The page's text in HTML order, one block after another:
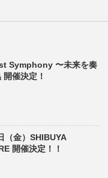
Symphony 〜未来を奏
催決定！
金）SHIBUYA
開催決定！！